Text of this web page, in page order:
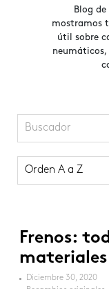
Blog
mostramos
útil sobre
Orden A a Z
Frenos:
materiales
Diciembre 30, 2020